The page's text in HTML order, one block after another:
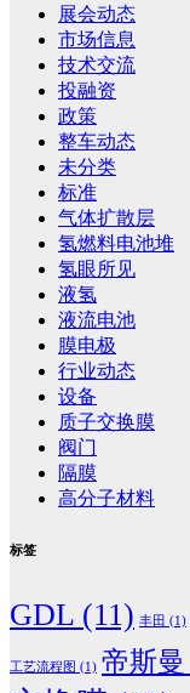
展会动态
市场信息
技术交流
投融资
政策
整车动态
未分类
标准
气体扩散层
氢燃料电池堆
氢眼所见
液氢
液流电池
膜电极
行业动态
设备
质子交换膜
阀门
隔膜
高分子材料
标签
GDL (11) 丰田 (1)
工艺流程图 (1) 帝斯曼